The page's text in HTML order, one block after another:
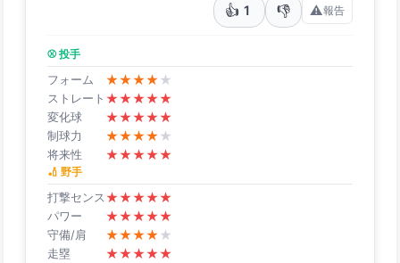
👍 1 👎 ⚠️報告
⚾ 投手
フォーム
★★★★★
ストレート ★★★★★
変化球 ★★★★★
制球力 ★★★★★
将来性 ★★★★★
🏏 野手
打撃センス ★★★★★
パワー ★★★★★
守備/肩 ★★★★★
走塁 ★★★★★